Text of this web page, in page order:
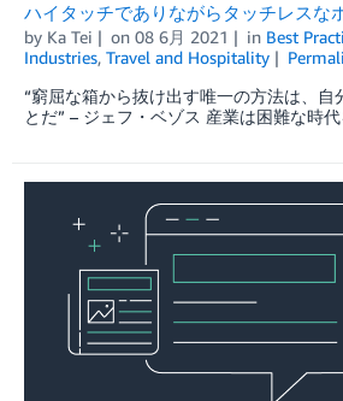
ハイタッチでありながらタッチレスな
by Ka Tei on 08 6月 2021 in Best
Industries, Travel and Hospitality
“窮屈な箱から抜け出す唯一の方法は、自
とだ” – ジェフ・ベゾス 産業は困難な時